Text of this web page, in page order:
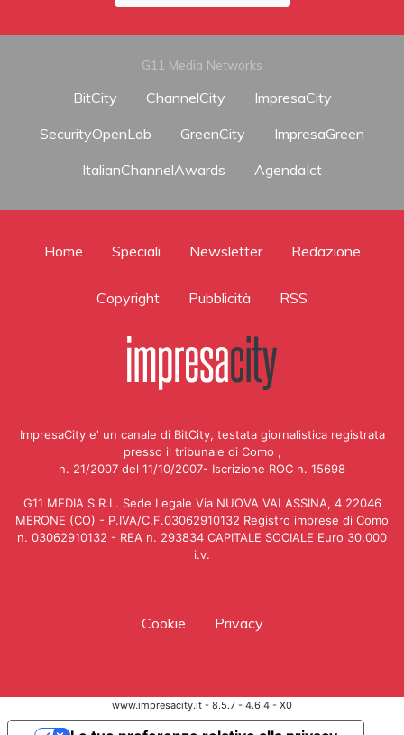
G11 Media Networks
BitCity ChannelCity
ImpresaCity
SecurityOpenLab
GreenCity
ImpresaGreen
ItalianChannelAwards
AgendaIct
Home Speciali Newsletter Redazione
Copyright Pubblicità RSS
ImpresaCity e' un canale di BitCity, testata giornalistica registrata
presso il tribunale di Como ,
n. 21/2007 del 11/10/2007- Iscrizione ROC n. 15698
G11 MEDIA S.R.L. Sede Legale Via NUOVA VALASSINA, 4 22046
MERONE (CO) - P.IVA/C.F.03062910132 Registro imprese di Como
n. 03062910132 - REA n. 293834 CAPITALE SOCIALE Euro 30.000
i.v.
Cookie Privacy
www.impresacity.it - 8.5.7 - 4.6.4 - X0